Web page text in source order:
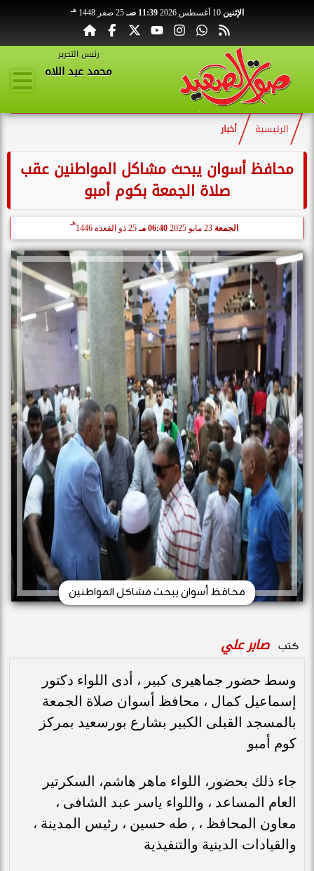
الإثنين 10 أغسطس 2026 11:39 صـ 25 صفر 1448 هـ
رئيس التحرير
محمد عبد اللاه
الرئيسية أخبار
محافظ أسوان يبحث مشاكل المواطنين عقب
صلاة الجمعة بكوم أمبو
الجمعة 06:40 مـ 25 ذو القعدة 1446
هـ
محافظ أسوان يبحث مشاكل المواطنين
كتب صابر علي
وسط حضور جماهيرى كبير ، أدى اللواء دكتور
إسماعيل كمال ، محافظ أسوان صلاة الجمعة
بالمسجد القبلى الكبير بشارع بورسعيد بمركز
كوم أمبو
جاء ذلك بحضور، اللواء ماهر هاشم، السكرتير
العام المساعد ، واللواء ياسر عبد الشافى ،
معاون المحافظ ، , طه حسين ، رئيس المدينة ،
والقيادات الدينية والتنفيذية